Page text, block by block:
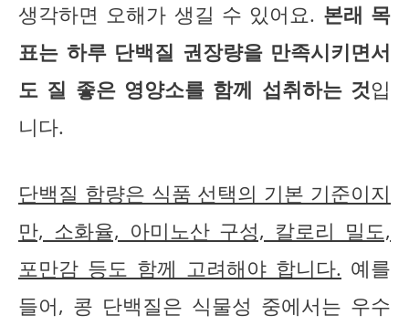
생각하면 오해가 생길 수 있어요. 본래 목
표는 하루 단백질 권장량을 만족시키면서
도 질 좋은 영양소를 함께 섭취하는 것입
니다.
단백질 함량은 식품 선택의 기본 기준이지
만, 소화율, 아미노산 구성, 칼로리 밀도,
포만감 등도 함께 고려해야 합니다. 예를
들어, 콩 단백질은 식물성 중에서는 우수